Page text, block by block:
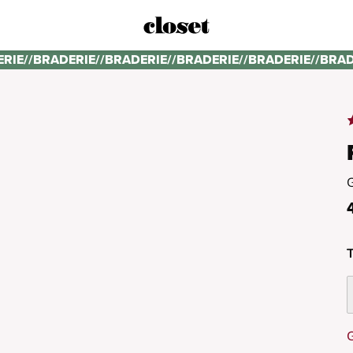
//BRADERIE//BRADERIE//BRADERIE//BRADERIE//